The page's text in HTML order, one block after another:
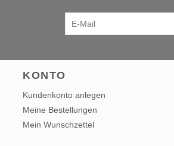
KONTO
Kundenkonto anlegen
Meine Bestellungen
Mein Wunschzettel